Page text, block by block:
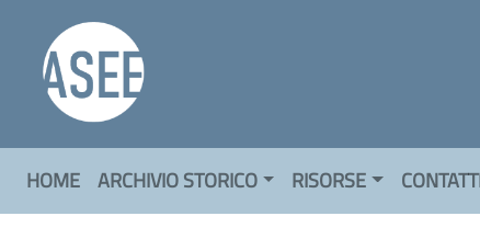
HOME ARCHIVIO STORICO RISORSE